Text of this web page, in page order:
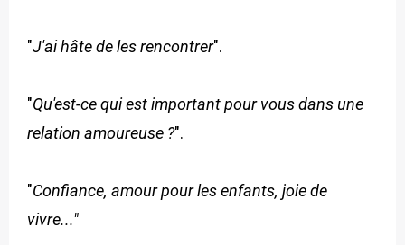
"J'ai hâte de les rencontrer".
"Qu'est-ce qui est important pour vous dans une
relation amoureuse ?".
"Confiance, amour pour les enfants, joie de
vivre..."